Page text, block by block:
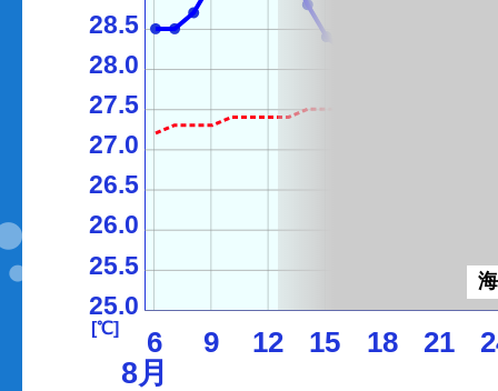
6 9 12 15 18 21
25.0
25.5
26.0
26.5
27.0
27.5
28.0
28.5
[℃]
8月